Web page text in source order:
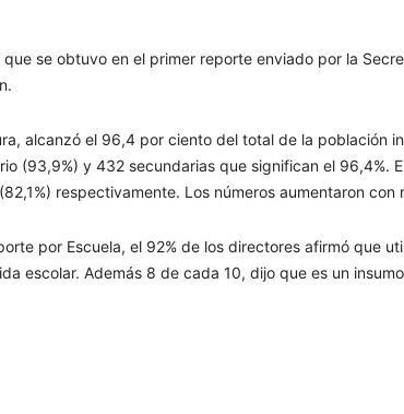
se obtuvo en el primer reporte enviado por la
alcanzó el 96,4 por ciento del total de la población
(93,9%) y 432 secundarias que significan el 96,4%.
respectivamente. Los números aumentaron
por Escuela, el 92% de los directores afirmó que
escolar. Además 8 de cada 10, dijo que es un